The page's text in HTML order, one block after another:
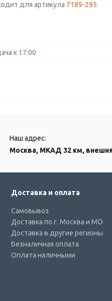
для артикула 7189-295
к 17:00
Наш адрес:
Москва, МКАД 32 км,
Доставка и оплата
Самовывоз
Доставка по г. Москва и МО
Доставка в другие регионы
Безналичная оплата
Оплата наличными